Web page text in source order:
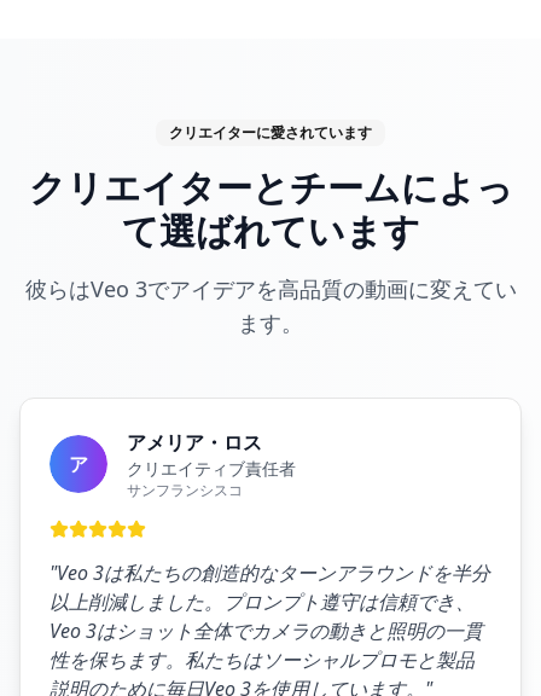
クリエイターに愛されています
クリエイターとチームによっ
て選ばれています
彼らはVeo 3でアイデアを高品質の動画に変えてい
ます。
ア
アメリア・ロス
クリエイティブ責任者
サンフランシスコ
"Veo 3は私たちの創造的なターンアラウンドを半分
以上削減しました。プロンプト遵守は信頼でき、
Veo 3はショット全体でカメラの動きと照明の一貫
性を保ちます。私たちはソーシャルプロモと製品
説明のために毎日Veo 3を使用しています。 "